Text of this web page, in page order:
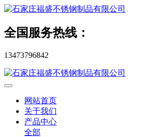
全国服务热线：
13473796842
网站首页
关于我们
产品中心
全部